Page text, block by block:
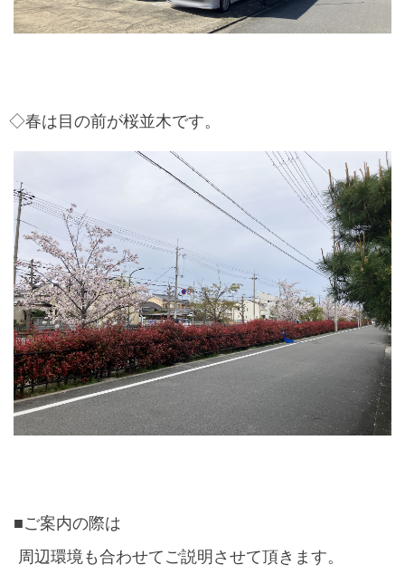
◇春は目の前が桜並木です。
■ご案内の際は
周辺環境も合わせてご説明させて頂きます。